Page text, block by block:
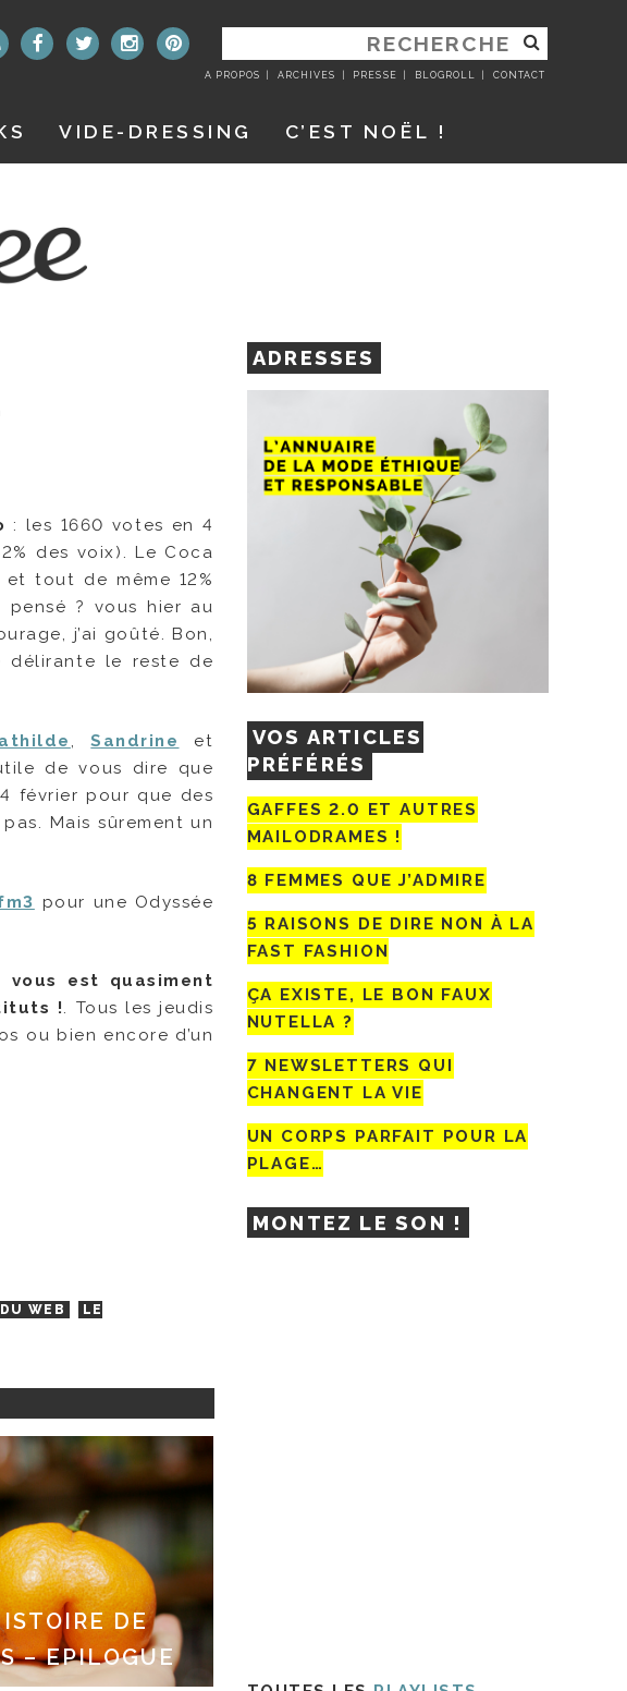
RECHERCHER
:
A PROPOS ARCHIVES PRESSE BLOGROLL CONTACT
VIDE-DRESSING C’EST NOËL !
: les 1660 votes en 4
des voix). Le Coca
tout de même 12%
pensé ? vous hier au
j’ai goûté. Bon,
délirante le reste de
,Sandrine
et
de vous dire que
février pour que des
Mais sûrement un
pour une Odyssée
vous est quasiment
!. Tous les jeudis
ou bien encore d’un
WEB
LE
DE
– EPILOGUE
ADRESSES
VOS ARTICLES
PRÉFÉRÉS
GAFFES 2.0 ET AUTRES
MAILODRAMES !
8 FEMMES QUE J’ADMIRE
5 RAISONS DE DIRE NON À LA
FAST FASHION
ÇA EXISTE, LE BON FAUX
NUTELLA ?
7 NEWSLETTERS QUI
CHANGENT LA VIE
UN CORPS PARFAIT POUR LA
PLAGE…
MONTEZ LE SON !